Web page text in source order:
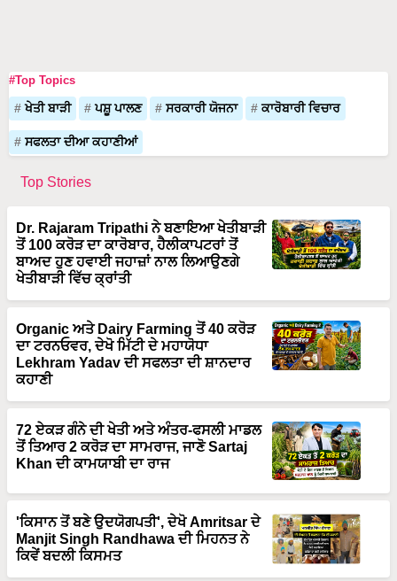
#Top Topics
ਖੇਤੀ ਬਾੜੀ ਪਸ਼ੂ ਪਾਲਣ ਸਰਕਾਰੀ ਯੋਜਨਾ ਕਾਰੋਬਾਰੀ ਵਿਚਾਰ
ਸਫਲਤਾ ਦੀਆ ਕਹਾਣੀਆਂ
Top Stories
Dr. Rajaram Tripathi ਨੇ ਬਣਾਇਆ ਖੇਤੀਬਾੜੀ
ਤੋਂ 100 ਕਰੋੜ ਦਾ ਕਾਰੋਬਾਰ, ਹੈਲੀਕਾਪਟਰਾਂ ਤੋਂ
ਬਾਅਦ ਹੁਣ ਹਵਾਈ ਜਹਾਜ਼ਾਂ ਨਾਲ ਲਿਆਉਣਗੇ
ਖੇਤੀਬਾੜੀ ਵਿੱਚ ਕ੍ਰਾਂਤੀ
Organic ਅਤੇ Dairy Farming ਤੋਂ 40 ਕਰੋੜ
ਦਾ ਟਰਨਓਵਰ, ਦੇਖੋ ਮਿੱਟੀ ਦੇ ਮਹਾਯੋਧਾ
Lekhram Yadav ਦੀ ਸਫਲਤਾ ਦੀ ਸ਼ਾਨਦਾਰ
ਕਹਾਣੀ
72 ਏਕੜ ਗੰਨੇ ਦੀ ਖੇਤੀ ਅਤੇ ਅੰਤਰ-ਫਸਲੀ ਮਾਡਲ
ਤੋਂ ਤਿਆਰ 2 ਕਰੋੜ ਦਾ ਸਾਮਰਾਜ, ਜਾਣੋ Sartaj
Khan ਦੀ ਕਾਮਯਾਬੀ ਦਾ ਰਾਜ
'ਕਿਸਾਨ ਤੋਂ ਬਣੇ ਉਦਯੋਗਪਤੀ', ਦੇਖੋ Amritsar ਦੇ
Manjit Singh Randhawa ਦੀ ਮਿਹਨਤ ਨੇ
ਕਿਵੇਂ ਬਦਲੀ ਕਿਸਮਤ